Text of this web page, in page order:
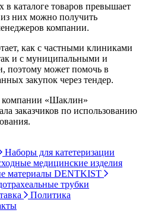
в каталоге товаров превышает
них можно получить
компании.
как с частными клиниками
и с муниципальными и
поэтому может помочь в
закупок через тендер.
«Шаклин»
заказчиков по использованию
Наборы для катетеризации
медицинские изделия
материалы DENTKIST
трубки
Политика